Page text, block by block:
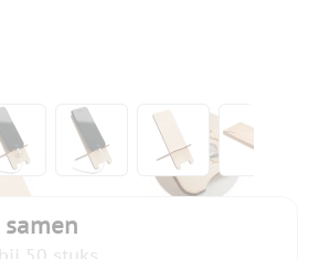
image
View larger imageView larger image
View larger
50 stuks